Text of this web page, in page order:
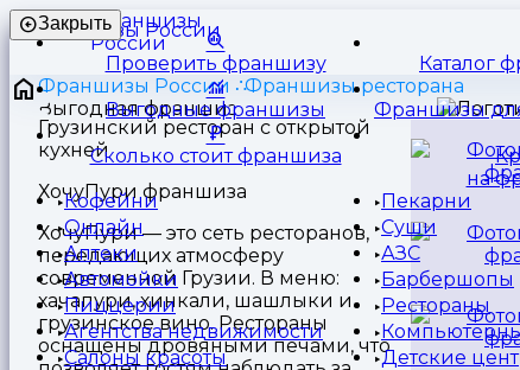
Франшизы
России
Закрыть
Проверить франшизу Каталог
Выгодные франшизы Франшизы
Сколько стоит франшиза
на
Кофейни
Пекарни
Онлайн
Суши
Аптеки
АЗС
Автомойки
Барбершопы
Пиццерии
Рестораны
Агентства недвижимости
Салоны красоты
Детские
Франшизы России
Франшизы ресторана
Грузинский ресторан с открытой
кухней
ХочуПури франшиза
ХочуПури — это сеть ресторанов,
передающих атмосферу
современной Грузии. В меню:
хачапури, хинкали, шашлыки и
грузинское вино. Рестораны
оснащены дровяными печами, что